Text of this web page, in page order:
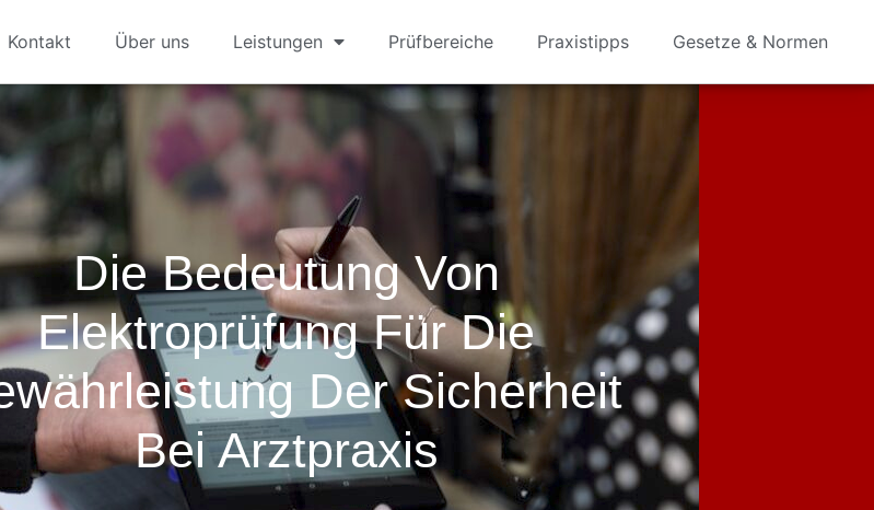
Kontakt Über uns Leistungen Prüfbereiche Praxistipps Gesetze & Normen
Die Bedeutung Von
Elektroprüfung Für Die
Der Sicherheit
Bei Arztpraxis